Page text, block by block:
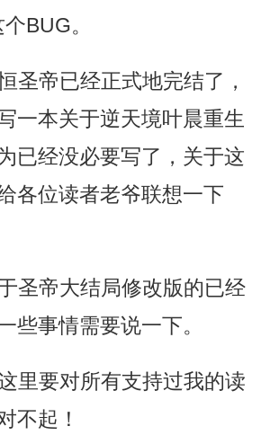
BUG。
圣帝已经正式地完结了，
一本关于逆天境叶晨重生
已经没必要写了，关于这
各位读者老爷联想一下
圣帝大结局修改版的已经
些事情需要说一下。
里要对所有支持过我的读
不起！